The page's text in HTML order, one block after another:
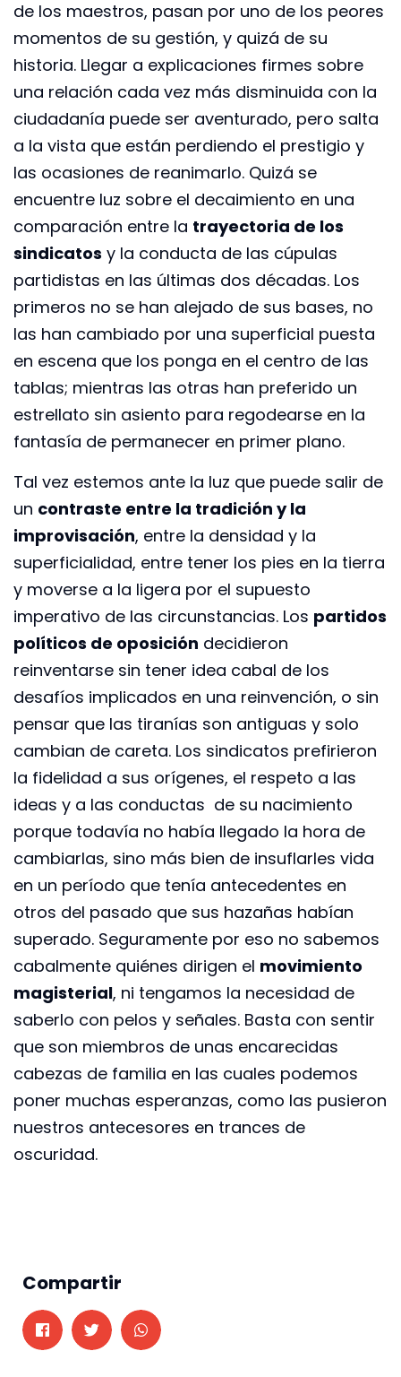
de los maestros, pasan por uno de los peores
momentos de su gestión, y quizá de su
historia. Llegar a explicaciones firmes sobre
una relación cada vez más disminuida con la
ciudadanía puede ser aventurado, pero salta
a la vista que están perdiendo el prestigio y
las ocasiones de reanimarlo. Quizá se
encuentre luz sobre el decaimiento en una
comparación entre la trayectoria de los
sindicatos y la conducta de las cúpulas
partidistas en las últimas dos décadas. Los
primeros no se han alejado de sus bases, no
las han cambiado por una superficial puesta
en escena que los ponga en el centro de las
tablas; mientras las otras han preferido un
estrellato sin asiento para regodearse en la
fantasía de permanecer en primer plano.
Tal vez estemos ante la luz que puede salir de
un contraste entre la tradición y la
improvisación, entre la densidad y la
superficialidad, entre tener los pies en la tierra
y moverse a la ligera por el supuesto
imperativo de las circunstancias. Los partidos
políticos de oposición decidieron
reinventarse sin tener idea cabal de los
desafíos implicados en una reinvención, o sin
pensar que las tiranías son antiguas y solo
cambian de careta. Los sindicatos prefirieron
la fidelidad a sus orígenes, el respeto a las
ideas y a las conductas de su nacimiento
porque todavía no había llegado la hora de
cambiarlas, sino más bien de insuflarles vida
en un período que tenía antecedentes en
otros del pasado que sus hazañas habían
superado. Seguramente por eso no sabemos
cabalmente quiénes dirigen el movimiento
magisterial, ni tengamos la necesidad de
saberlo con pelos y señales. Basta con sentir
que son miembros de unas encarecidas
cabezas de familia en las cuales podemos
poner muchas esperanzas, como las pusieron
nuestros antecesores en trances de
oscuridad.
Compartir